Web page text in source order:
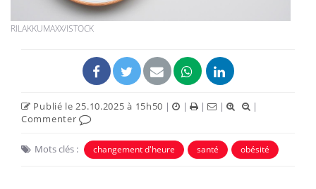
RILAKKUMAXX/ISTOCK
Publié le 25.10.2025 à 15h50 | | | |
|
Commenter
Mots clés : changement d'heure santé obésité